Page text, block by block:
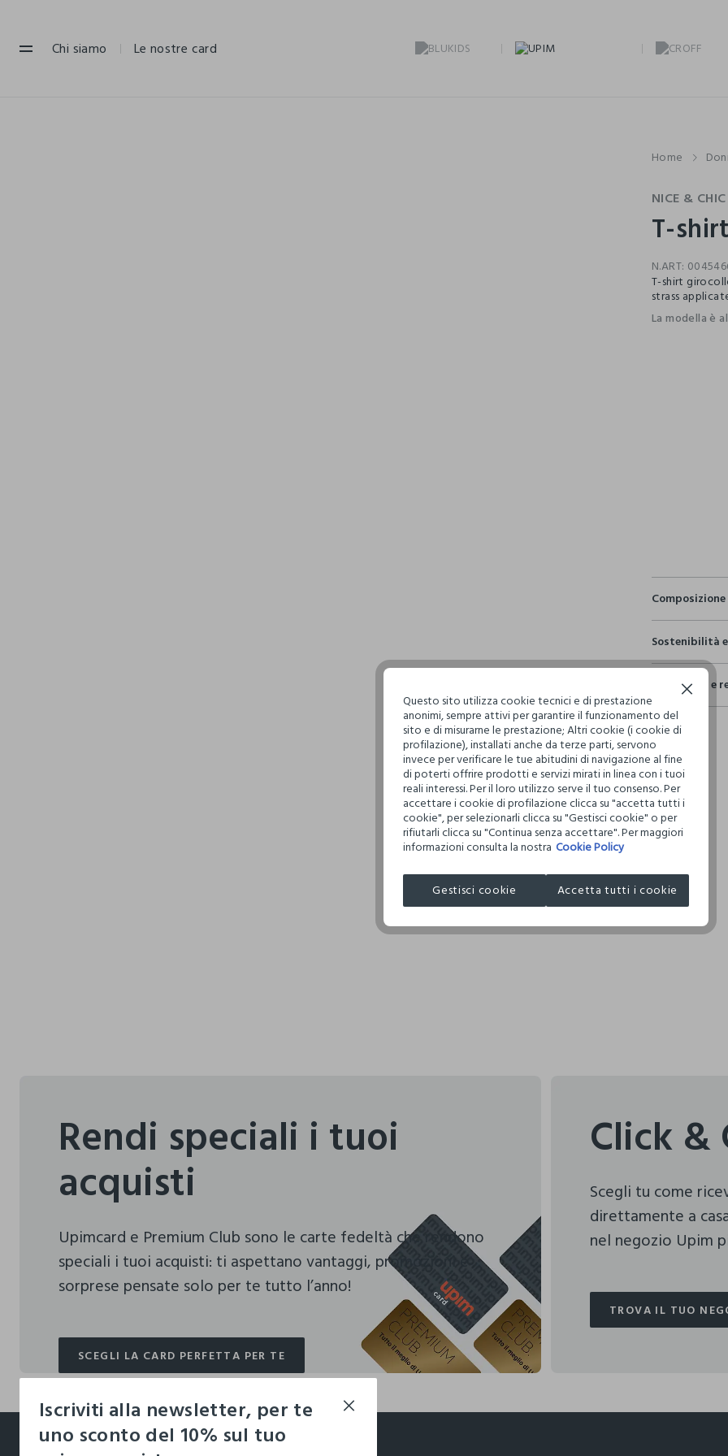
Chi siamo Le nostre card
Home
NICE & CHIC
T-
N.ART:
T-shirt
strass
La modella è
100%
NON
Sostenibilità
Sicurezza
Il 100%
fisici, per
definito per
restrittivi
Clicca qui
I nostri
PAKIZA KNIT
Spedizione e
Hai fino a
per
Rendi speciali i tuoi
acquisti
Upimcard e Premium Club sono le carte fedeltà che rendono
speciali i tuoi acquisti: ti aspettano vantaggi, promozioni e
sorprese pensate solo per te tutto l’anno!
SCEGLI LA CARD PERFETTA PER TE
SCEGLI LA CARD PERFETTA PER TE
Click &
Scegli tu come
direttamente a
nel negozio Upim
TROVA IL TUO
TROVA IL TUO
Iscriviti alla newsletter, per te
uno sconto del 10% sul tuo
footer.ariatitle
Questo sito utilizza cookie tecnici e di prestazione
anonimi, sempre attivi per garantire il funzionamento del
sito e di misurarne le prestazione; Altri cookie (i cookie di
profilazione), installati anche da terze parti, servono
invece per verificare le tue abitudini di navigazione al fine
di poterti offrire prodotti e servizi mirati in linea con i tuoi
reali interessi. Per il loro utilizzo serve il tuo consenso. Per
accettare i cookie di profilazione clicca su "accetta tutti i
cookie", per selezionarli clicca su "Gestisci cookie" o per
rifiutarli clicca su "Continua senza accettare". Per maggiori
informazioni consulta la nostra Cookie Policy
Gestisci cookie Accetta tutti i cookie
Continua senza accettare